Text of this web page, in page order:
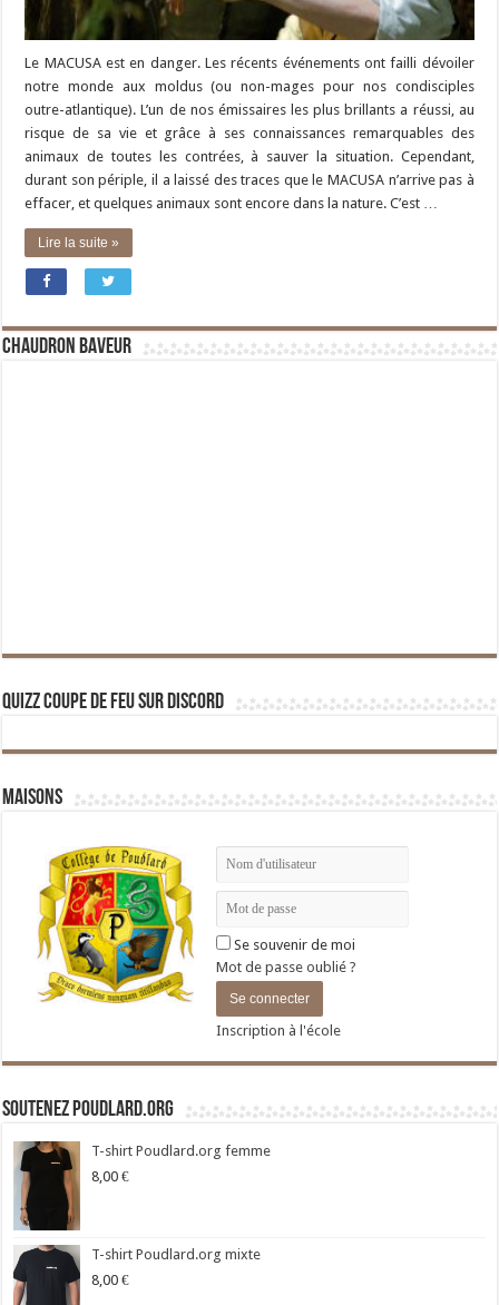
Le MACUSA est en danger. Les récents événements ont failli dévoiler
notre monde aux moldus (ou non-mages pour nos condisciples
outre-atlantique). L’un de nos émissaires les plus brillants a réussi, au
risque de sa vie et grâce à ses connaissances remarquables des
animaux de toutes les contrées, à sauver la situation. Cependant,
durant son périple, il a laissé des traces que le MACUSA n’arrive pas à
effacer, et quelques animaux sont encore dans la nature. C’est …
Lire la suite »
Chaudron Baveur
Quizz Coupe de Feu sur Discord
Maisons
Se souvenir de moi
Mot de passe oublié ?
Inscription à l'école
Soutenez Poudlard.org
T-shirt Poudlard.org femme
8,00 €
T-shirt Poudlard.org mixte
8,00 €